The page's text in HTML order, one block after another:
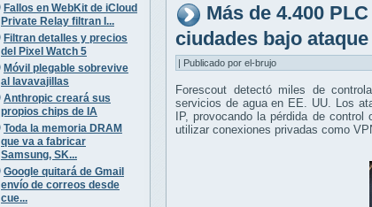
Fallos en WebKit de iCloud
Private Relay filtran I...
Filtran detalles y precios
del Pixel Watch 5
Móvil plegable sobrevive
al lavavajillas
Anthropic creará sus
propios chips de IA
Toda la memoria DRAM
que va a fabricar
Samsung, SK...
Google quitará de Gmail
envío de correos desde
cue...
Más de 4.400
ciudades bajo
| Publicado por el-brujo
Forescout detectó miles de
servicios de agua en EE. UU. Los
IP, provocando la pérdida de
utilizar conexiones privadas como